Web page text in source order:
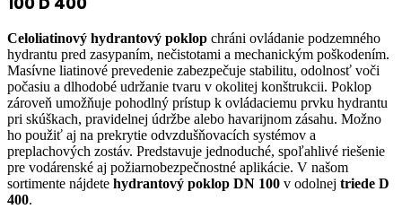
Celoliatinový hydrantový poklop chráni ovládanie podzemného
hydrantu pred zasypaním, nečistotami a mechanickým poškodením.
Masívne liatinové prevedenie zabezpečuje stabilitu, odolnosť voči
počasiu a dlhodobé udržanie tvaru v okolitej konštrukcii. Poklop
zároveň umožňuje pohodlný prístup k ovládaciemu prvku hydrantu
pri skúškach, pravidelnej údržbe alebo havarijnom zásahu. Možno
ho použiť aj na prekrytie odvzdušňovacích systémov a
preplachových zostáv. Predstavuje jednoduché, spoľahlivé riešenie
pre vodárenské aj požiarnobezpečnostné aplikácie. V našom
sortimente nájdete hydrantový poklop DN 100 v odolnej triede D
400.